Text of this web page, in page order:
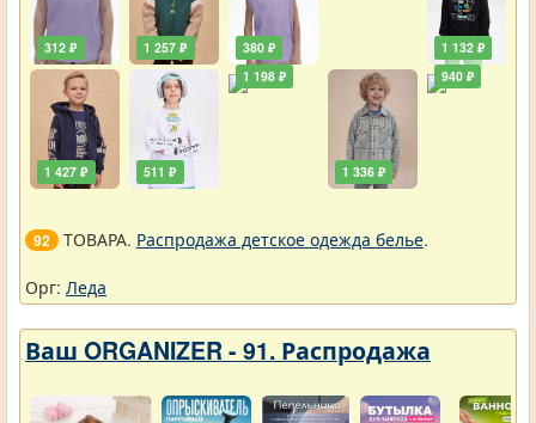
312 ₽
1 427 ₽
1 257 ₽
511 ₽
380 ₽
1 198 ₽
1 336 ₽
1 132 ₽
940 ₽
92 ТОВАРА. Распродажа детское одежда белье.
Орг: Леда
Ваш ORGANIZER - 91. Распродажа